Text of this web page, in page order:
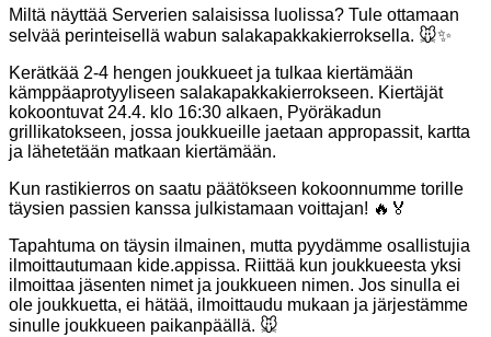
Miltä näyttää Serverien salaisissa luolissa? Tule ottamaan
selvää perinteisellä wabun salakapakkakierroksella. 🐭✨
Kerätkää 2-4 hengen joukkueet ja tulkaa kiertämään
kämppäaprotyyliseen salakapakkakierrokseen. Kiertäjät
kokoontuvat 24.4. klo 16:30 alkaen, Pyöräkadun
grillikatokseen, jossa joukkueille jaetaan appropassit, kartta
ja lähetetään matkaan kiertämään.
Kun rastikierros on saatu päätökseen kokoonnumme torille
täysien passien kanssa julkistamaan voittajan! 🔥🏅
Tapahtuma on täysin ilmainen, mutta pyydämme osallistujia
ilmoittautumaan kide.appissa. Riittää kun joukkueesta yksi
ilmoittaa jäsenten nimet ja joukkueen nimen. Jos sinulla ei
ole joukkuetta, ei hätää, ilmoittaudu mukaan ja järjestämme
sinulle joukkueen paikanpäällä. 🐭